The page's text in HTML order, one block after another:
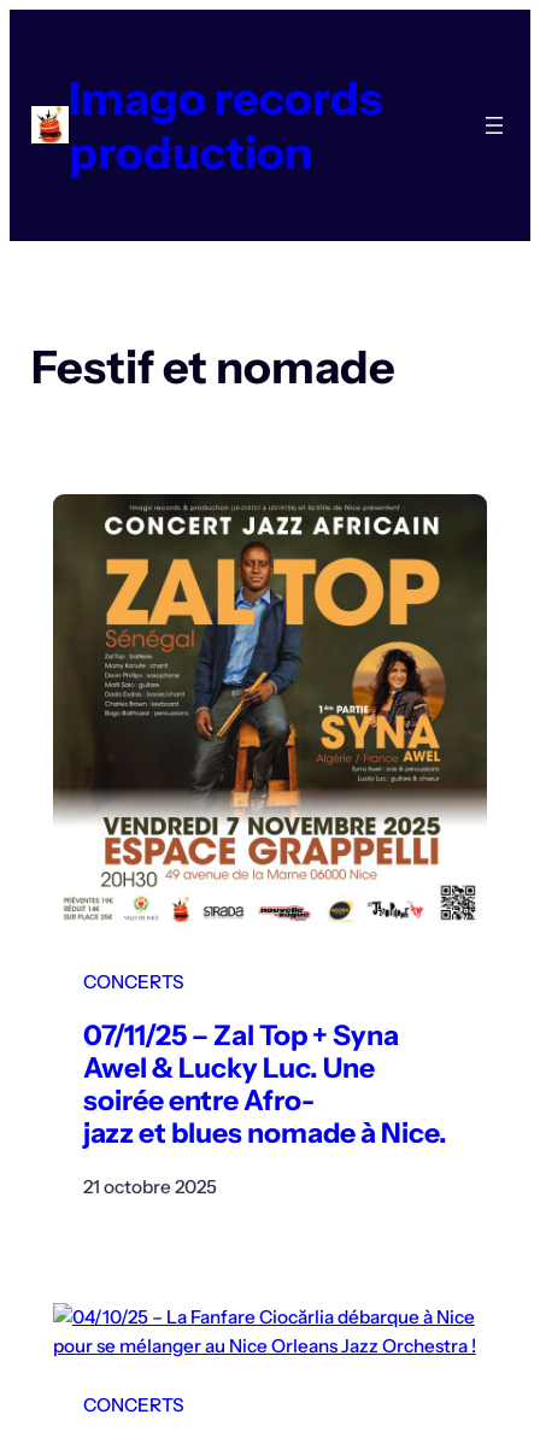
contenuImago records
production
Festif et nomade
CONCERTS
07/11/25 – Zal Top + Syna
Awel & Lucky Luc. Une
soirée entre Afro-
jazz et blues nomade à Nice.
21 octobre 2025
CONCERTS